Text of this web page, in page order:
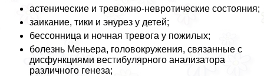
астенические и тревожно-невротические состояния;
заикание, тики и энурез у детей;
бессонница и ночная тревога у пожилых;
болезнь Меньера, головокружения, связанные с
дисфункциями вестибулярного анализатора
различного генеза;